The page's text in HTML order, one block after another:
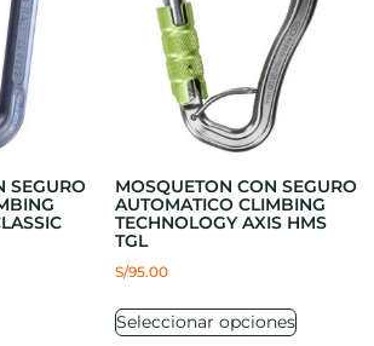
SEGURO
MOSQUETON CON SEGURO
AUTOMATICO CLIMBING
TECHNOLOGY AXIS HMS
TGL
S/95.00
Seleccionar opciones